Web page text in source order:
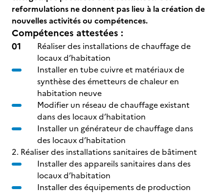
reformulations ne donnent pas lieu à la création de
nouvelles activités ou compétences.
Compétences attestées :
Réaliser des installations de chauffage de
locaux d’habitation
Installer en tube cuivre et matériaux de
synthèse des émetteurs de chaleur en
habitation neuve
Modifier un réseau de chauffage existant
dans des locaux d’habitation
Installer un générateur de chauffage dans
des locaux d’habitation
2. Réaliser des installations sanitaires de bâtiment
Installer des appareils sanitaires dans des
locaux d’habitation
Installer des équipements de production